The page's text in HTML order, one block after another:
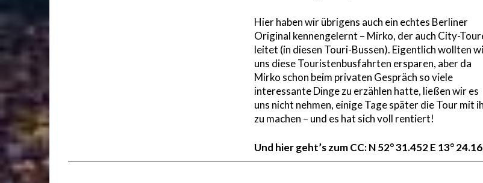
Hier haben wir übrigens auch ein echtes Berliner
Original kennengelernt – Mirko, der auch City-
leitet (in diesen Touri-Bussen). Eigentlich wollten
uns diese Touristenbusfahrten ersparen, aber da
Mirko schon beim privaten Gespräch so viele
interessante Dinge zu erzählen hatte, ließen wir es
uns nicht nehmen, einige Tage später die Tour mit
zu machen – und es hat sich voll rentiert!
Und hier geht’s zum CC: N 52° 31.452 E 13°